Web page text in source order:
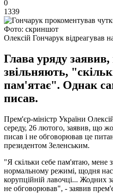
0
1339
Фото: скриншот
Олексій Гончарук відреагував
Глава уряду
звільняють,
пам'ятає". Однак
писав.
Прем'єр-міністр України
середу, 26 лютого, заявив, що
писав і не обговорював це
президентом Зеленським.
"Я скільки себе пам'ятаю, мене
нормальному режимі, щодня
корупційній лавочці... Жодних
не обговорював", - заявив